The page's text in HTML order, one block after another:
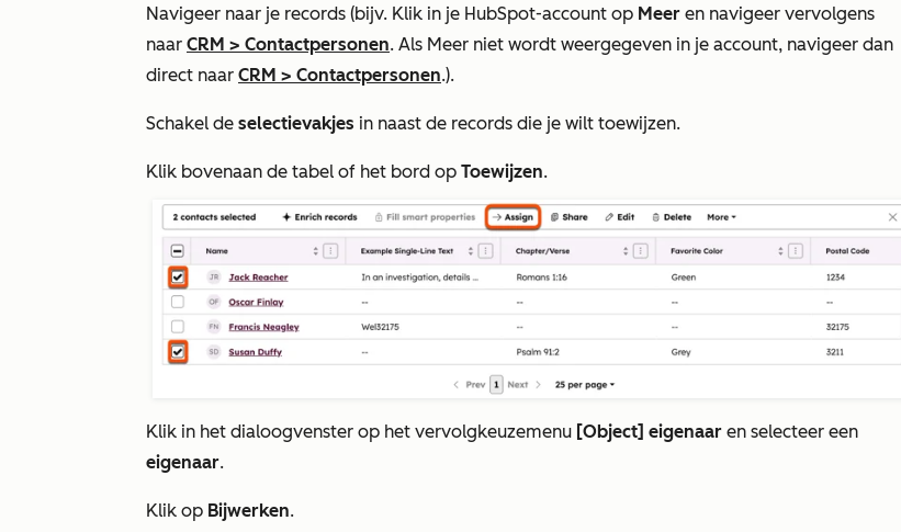
Navigeer naar je records (bijv. Klik in je HubSpot-account op Meer en navigeer vervolgens
naar CRM > Contactpersonen. Als Meer niet wordt weergegeven in je account, navigeer dan
direct naar CRM > Contactpersonen.).
Schakel de selectievakjes in naast de records die je wilt toewijzen.
Klik bovenaan de tabel of het bord op Toewijzen.
Klik in het dialoogvenster op het vervolgkeuzemenu [Object] eigenaar en selecteer een
eigenaar.
Klik op Bijwerken.